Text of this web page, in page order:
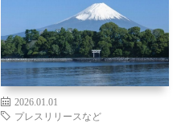
2026.01.01
プレスリリースなど